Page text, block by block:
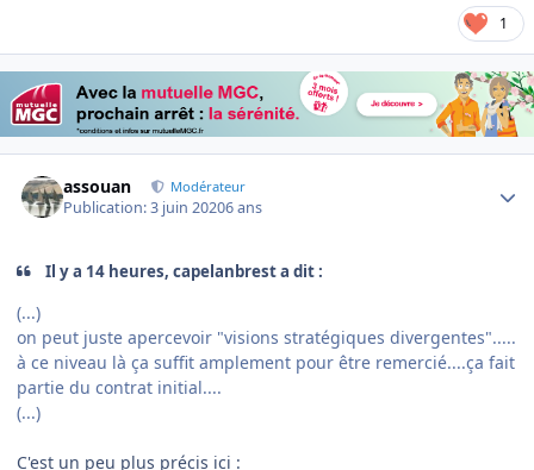
1
assouan Modérateur
Publication:3 juin 20206 ans
Il y a 14 heures, capelanbrest a dit :
(...)
on peut juste apercevoir "visions stratégiques divergentes".....
à ce niveau là ça suffit amplement pour être remercié....ça fait
partie du contrat initial....
(...)
C'est un peu plus précis ici :